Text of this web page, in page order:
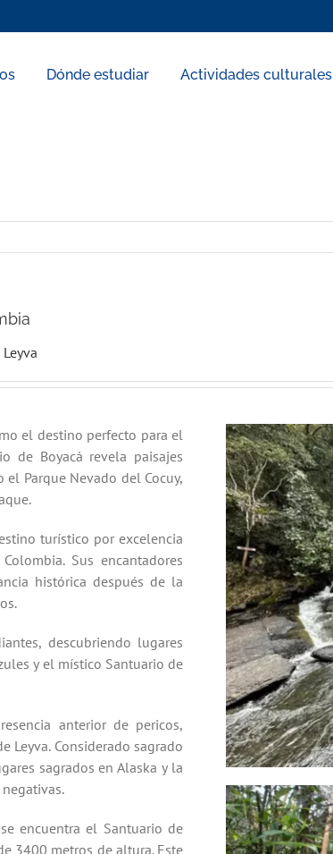
Dónde estudiar Actividades culturales
el destino perfecto para el
de Boyacá revela paisajes
Parque Nevado del Cocuy,
turístico por excelencia
Sus encantadores
histórica después de la
descubriendo lugares
y el místico Santuario de
anterior de pericos,
Leyva. Considerado sagrado
sagrados en Alaska y la
encuentra el Santuario de
3400 metros de altura. Este